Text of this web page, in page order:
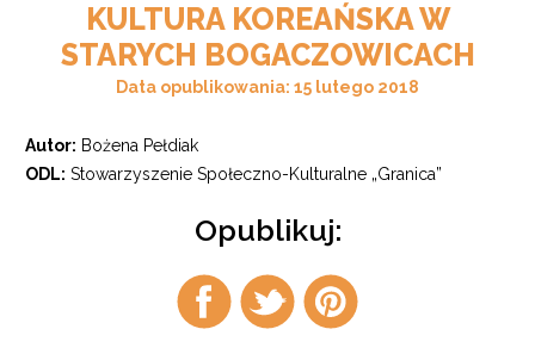
KULTURA KOREAŃSKA W
STARYCH BOGACZOWICACH
Data opublikowania: 15 lutego 2018
Autor: Bożena Pełdiak
ODL: Stowarzyszenie Społeczno-Kulturalne „Granica”
Opublikuj:
Udostępnij
na
facebook
Udostępnij
na
twitter
Udostępnij
na
pintrest